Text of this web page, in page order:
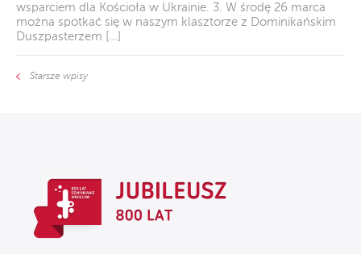
wsparciem dla Kościoła w Ukrainie. 3. W środę 26 marca
można spotkać się w naszym klasztorze z Dominikańskim
Duszpasterzem […]
Starsze wpisy